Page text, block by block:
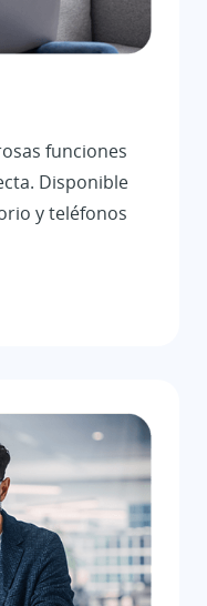
funciones
Disponible
y teléfonos